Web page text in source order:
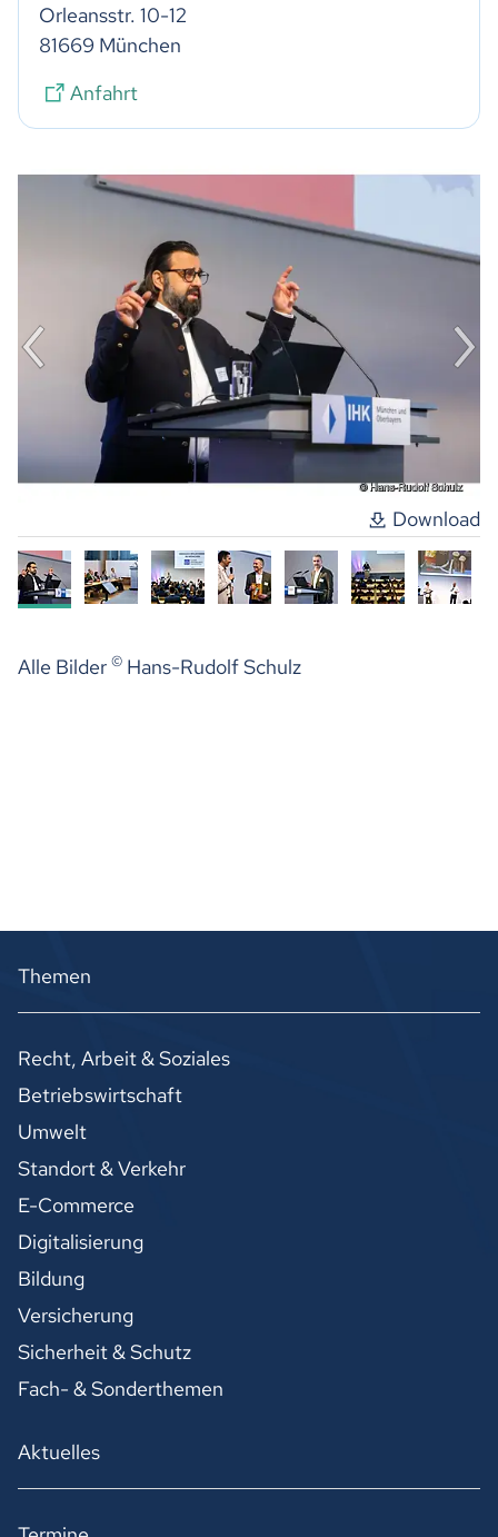
Download
Alle Bilder © Hans-Rudolf Schulz
Orleansstr. 10-12
81669 München
Anfahrt
Themen
Recht, Arbeit & Soziales
Betriebswirtschaft
Umwelt
Standort & Verkehr
E-Commerce
Digitalisierung
Bildung
Versicherung
Sicherheit & Schutz
Fach- & Sonderthemen
Aktuelles